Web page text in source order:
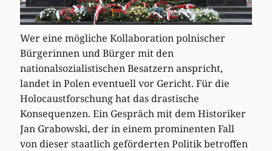
Wer eine mögliche Kollaboration polnischer
Bürgerinnen und Bürger mit den
nationalsozialistischen Besatzern anspricht,
landet in Polen eventuell vor Gericht. Für die
Holocaustforschung hat das drastische
Konsequenzen. Ein Gespräch mit dem Historiker
Jan Grabowski, der in einem prominenten Fall
von dieser staatlich geförderten Politik betroffen